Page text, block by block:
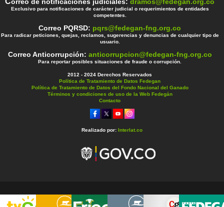
Exclusivo para notificaciones de carácter judicial o requerimientos de entidades
competentes.
Correo PQRSD: pqrs@fedegan-fng.org.co
Para radicar peticiones, quejas, reclamos, sugerencias y denuncias de cualquier tipo de
usuario.
Correo Anticorrupción: anticorrupcion@fedegan-fng.org.co
Para reportar posibles situaciones de fraude o corrupción.
2012 - 2024 Derechos Reservados
Política de Tratamiento de Datos Fedegan
Política de Tratamiento de Datos del Fondo Nacional del Ganado
Términos y condiciones de uso de la Web Fedegán
Contacto
Realizado por: Interlat.co